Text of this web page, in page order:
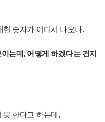
숫자가 어디서 나오나.
는데, 어떻게 하겠다는 건지
못 한다고 하는데,